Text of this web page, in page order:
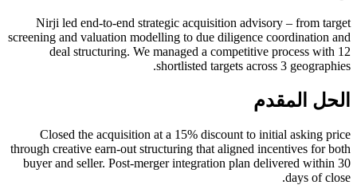
Nirji led end-to-end strategic acquisition advisory – from target
screening and valuation modelling to due diligence coordination and
deal structuring. We managed a competitive process with 12
shortlisted targets across 3 geographies.
الحل المقدم
Closed the acquisition at a 15% discount to initial asking price
through creative earn-out structuring that aligned incentives for both
buyer and seller. Post-merger integration plan delivered within 30
days of close.